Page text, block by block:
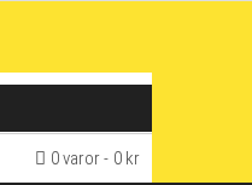
0 varor 0 kr